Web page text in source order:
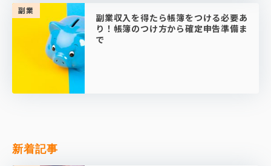
副業
副業収入を得たら帳簿をつける必要あ
り！帳簿のつけ方から確定申告準備ま
で
新着記事